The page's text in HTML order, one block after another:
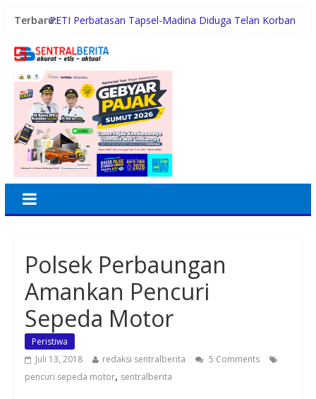
Terbaru:PETI Perbatasan Tapsel-Madina Diduga Telan Korban
Sambut HUT ke-81 RI, BRI BO Kramat Jati Semarakkan
Perkuat Keimanan dan Ukhuwah, BRI Region 6 Gelar
Pengajian Rutin Bersama Pekerja
BRI BO Sudirman Semanggi Hadiri HUT ke-7 DWP
DPD RI, Pererat Sinergi
Terlibat Jual Beli Sabu, Pasukan Tempur Geng Motor
GPS Disergap Satuan Resnarkoba Polrestabes Medan
Polsek Perbaungan
Amankan Pencuri
Sepeda Motor
Peristiwa
Juli 13, 2018
redaksi sentralberita
5 Comments
pencuri sepeda motor, sentralberita